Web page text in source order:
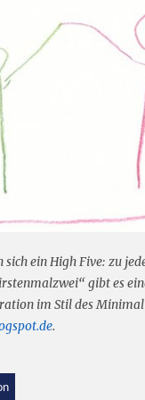
sich ein High Five: zu
gibt es
im Stil des
.